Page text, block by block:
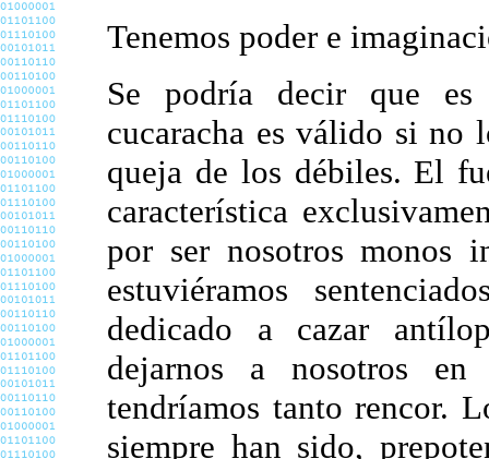
Tenemos poder e
Se podría decir que es
cucaracha es válido si no
queja de los débiles. El
característica
por ser nosotros monos
estuviéramos
dedicado a cazar
dejarnos a nosotros
tendríamos tanto rencor.
siempre han sido,